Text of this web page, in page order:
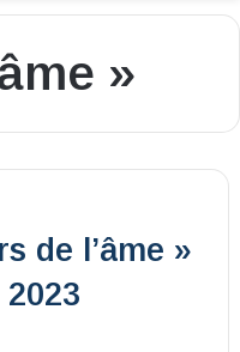
»
de l’âme »